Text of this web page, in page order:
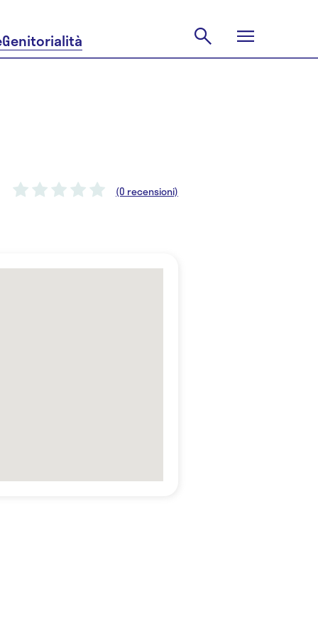
Genitorialità
(0 recensioni)